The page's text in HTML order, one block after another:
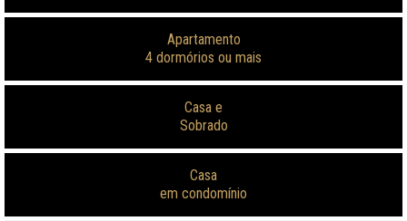
Apartamento
4 dormórios ou mais
Casa e
Sobrado
Casa
em condomínio